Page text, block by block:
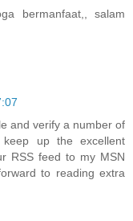
bermanfaat,, salam
and verify a number of
up the excellent
RSS feed to my MSN
to reading extra